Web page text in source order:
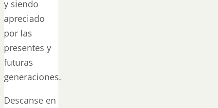
y siendo
apreciado
por las
presentes y
futuras
generaciones.
Descanse en